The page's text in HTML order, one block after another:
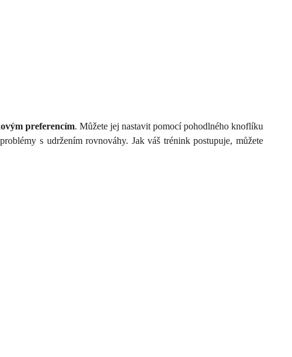
preferencím. Můžete jej nastavit pomocí pohodlného knoflíku
s udržením rovnováhy. Jak váš trénink postupuje, můžete